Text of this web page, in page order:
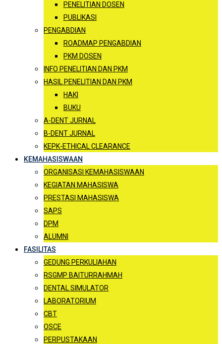
PENELITIAN DOSEN
PUBLIKASI
PENGABDIAN
ROADMAP PENGABDIAN
PKM DOSEN
INFO PENELITIAN DAN PKM
HASIL PENELITIAN DAN PKM
HAKI
BUKU
A-DENT JURNAL
B-DENT JURNAL
KEPK-ETHICAL CLEARANCE
KEMAHASISWAAN
ORGANISASI KEMAHASISWAAN
KEGIATAN MAHASISWA
PRESTASI MAHASISWA
SAPS
DPM
ALUMNI
FASILITAS
GEDUNG PERKULIAHAN
RSGMP BAITURRAHMAH
DENTAL SIMULATOR
LABORATORIUM
CBT
OSCE
PERPUSTAKAAN